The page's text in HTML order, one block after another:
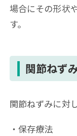
場合にその形状
す。
関節ねず
関節ねずみに対
保存療法